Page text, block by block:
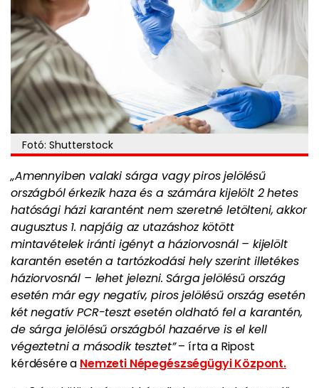
Fotó: Shutterstock
„Amennyiben valaki sárga vagy piros jelölésű
országból érkezik haza és a számára kijelölt 2 hetes
hatósági házi karantént nem szeretné letölteni, akkor
augusztus 1. napjáig az utazáshoz kötött
mintavételek iránti igényt a háziorvosnál – kijelölt
karantén esetén a tartózkodási hely szerint illetékes
háziorvosnál – lehet jelezni. Sárga jelölésű ország
esetén már egy negatív, piros jelölésű ország esetén
két negatív PCR-teszt esetén oldható fel a karantén,
de sárga jelölésű országból hazaérve is el kell
végeztetni a második tesztet”– írta a Ripost
kérdésére a Nemzeti Népegészségügyi Központ.